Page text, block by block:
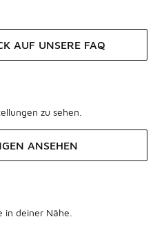
AUF UNSERE FAQ
zu sehen.
ANSEHEN
in deiner Nähe.